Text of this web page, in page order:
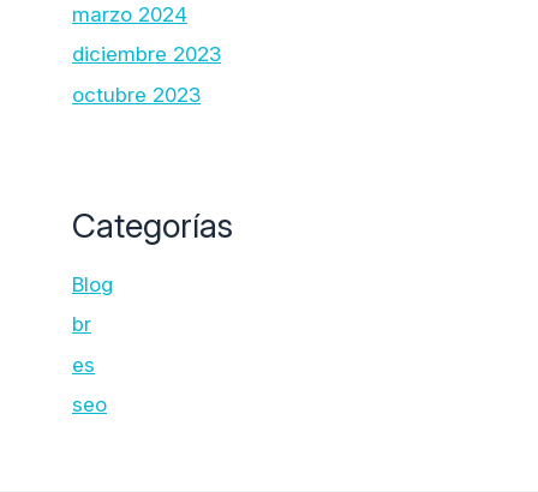
marzo 2024
diciembre 2023
octubre 2023
Categorías
Blog
br
es
seo